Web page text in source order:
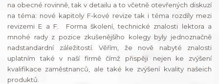
na obecné rovinně, tak v detailu a to včetně otevřených diskuzí
na téma: nové kapitoly F-kové revize tak i téma rozdíly mezi
revizemi E a F. Forma školení, technické znalosti lektora a
mnohé rady z pozice zkušenějšího kolegy byly jednoznačně
nadstandardní záležitostí. Věřím, že nově nabyté znalosti
uplatním také v naší firmě čímž přispěji nejen ke zvýšení
kvalifikace zaměstnanců, ale také ke zvýšení kvality našeich
produktů.